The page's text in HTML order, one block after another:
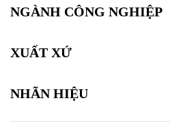
NGÀNH CÔNG NGHIỆP
XUẤT XỨ
NHÃN HIỆU